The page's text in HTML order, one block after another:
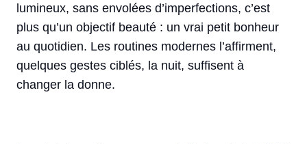
lumineux, sans envolées d’imperfections, c’est
plus qu’un objectif beauté : un vrai petit bonheur
au quotidien. Les routines modernes l’affirment,
quelques gestes ciblés, la nuit, suffisent à
changer la donne.